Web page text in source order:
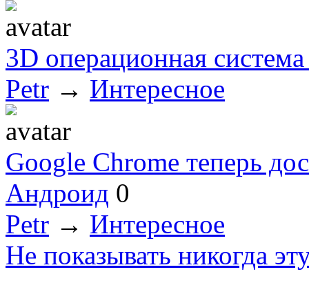
3D операционная
Petr → Интересное
Google Chrome теперь
Андроид 0
Petr → Интересное
Не показывать никогда